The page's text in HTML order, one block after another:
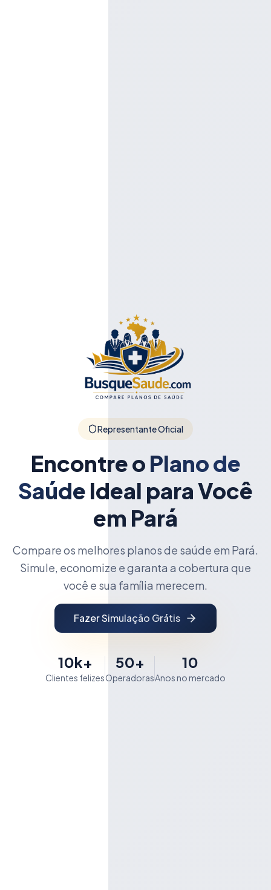
Representante Oficial
Encontre o Plano de
Saúde Ideal para Você
em Pará
Compare os melhores planos de saúde em Pará.
Simule, economize e garanta a cobertura que
você e sua família merecem.
Fazer Simulação Grátis
10k+
Clientes felizes
50+
Operadoras
10
Anos no mercado